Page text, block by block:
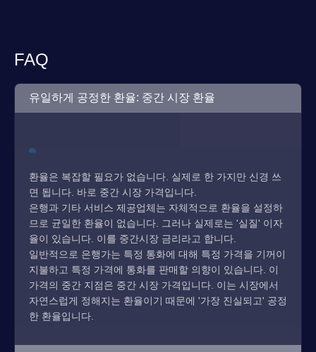
FAQ
유일하게 공정한 환율: 중간 시장 환율
환율은 복잡할 필요가 없습니다. 실제로 한 가지만 신경 쓰
면 됩니다. 바로 중간 시장 가격입니다.
은행과 기타 서비스 제공업체는 자체적으로 환율을 설정하
므로 균일한 환율이 없습니다. 그러나 실제로는 '실질' 이자
율이 있습니다. 이를 중간시장 금리라고 합니다.
일반적으로 은행가는 특정 통화에 대해 특정 가격을 기꺼이
지불하고 특정 가격에 통화를 판매할 의향이 있습니다. 이
가격의 중간 지점은 중간 시장 가격입니다. 이는 시장에서
자연스럽게 정해지는 환율이기 때문에 '가장 진실되고' 공정
한 환율입니다.